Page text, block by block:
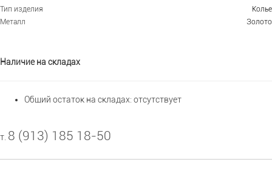
Тип изделия
Колье
Металл
Золото
Наличие на складах
Общий остаток на складах: отсутствует
т. 8 (913) 185 18-50